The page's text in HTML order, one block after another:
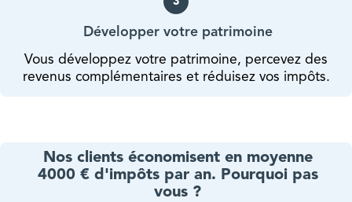
Développer votre patrimoine
Vous développez votre patrimoine, percevez des
revenus complémentaires et réduisez vos impôts.
Nos clients économisent en moyenne
4000 € d'impôts par an. Pourquoi pas
vous ?